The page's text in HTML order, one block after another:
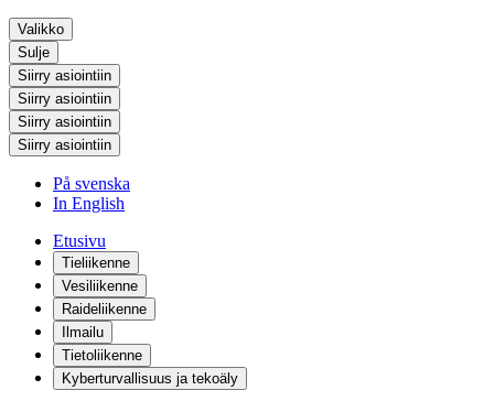
Valikko
Sulje
Siirry asiointiin
Siirry asiointiin
Siirry asiointiin
Siirry asiointiin
På svenska
In English
Etusivu
Tieliikenne
Vesiliikenne
Raideliikenne
Ilmailu
Tietoliikenne
Kyberturvallisuus ja tekoäly